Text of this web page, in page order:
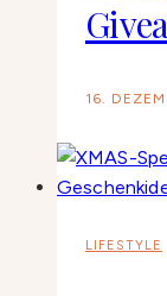
16.
LIFESTYLE